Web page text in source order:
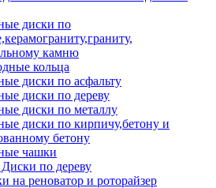
диски по
камню
кольца
диски по асфальту
диски по дереву
диски по металлу
диски по кирпичу,бетону и
бетону
чашки
по дереву
на реноватор и роторайзер